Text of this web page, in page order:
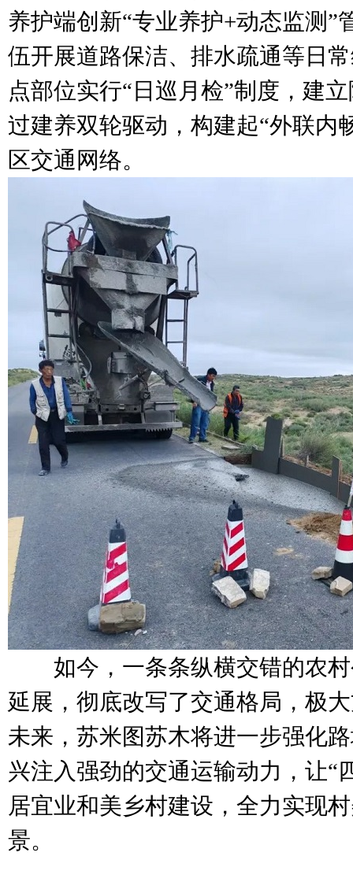
养护端创新“专业养护+动态监测”
伍开展道路保洁、排水疏通等日
点部位实行“日巡月检”制度，建
过建养双轮驱动，构建起“外联内
区交通网络。
如今，一条条纵横交错的农村
延展，彻底改写了交通格局，极
未来，苏米图苏木将进一步强化
兴注入强劲的交通运输动力，让“
居宜业和美乡村建设，全力实现
景。